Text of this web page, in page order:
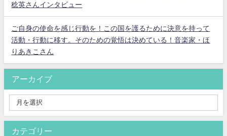
稔英さんインタビュー
ご自身の使命を感じ行動を！この国を護るために決意を持って
活動・行動に移す。そのための覚悟は決めている！音楽家・ほ
りあきこさん
アーカイブ
カテゴリー